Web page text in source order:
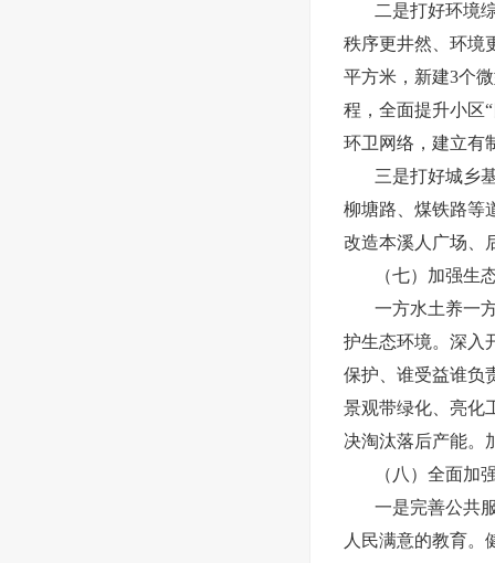
二是打好环境
秩序更井然、环境
平方米，新建3个
程，全面提升小区
环卫网络，建立有
三是打好城乡
柳塘路、煤铁路等
改造本溪人广场、
（七）加强生
一方水土养一
护生态环境。深入
保护、谁受益谁负
景观带绿化、亮化
决淘汰落后产能。
（八）全面加
一是完善公共
人民满意的教育。